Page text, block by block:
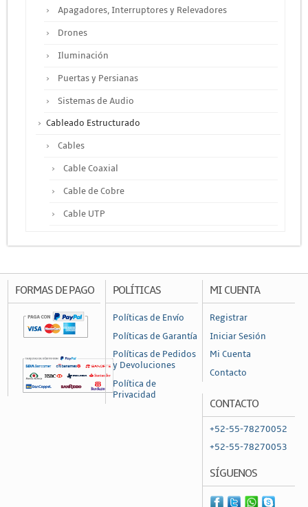
Apagadores, Interruptores y Relevadores
Drones
Iluminación
Puertas y Persianas
Sistemas de Audio
Cableado Estructurado
Cables
Cable Coaxial
Cable de Cobre
Cable UTP
Accesorios
Cajas de Distribución
Canaleta
Conduit
Ducto de PVC
FORMAS DE PAGO POLÍTICAS
Políticas de Envío
Políticas de Garantía
Políticas de Pedidos
y Devoluciones
Política de
Privacidad
MI CUENTA
Registrar
Iniciar Sesión
Mi Cuenta
Contacto
CONTACTO
+52-55-78270052
+52-55-78270053
SÍGUENOS